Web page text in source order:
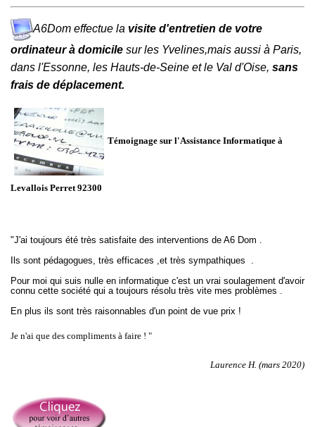
A6Dom effectue la visite d'entretien de votre
ordinateur à domicile surles Yvelines,mais aussi à Paris,
dans l'Essonne, les Hauts-de-Seine et le Val d'Oise, sans
frais de déplacement.
Témoignage sur l'Assistance Informatique à
Levallois Perret 92300
"J'ai toujours été très satisfaite des interventions de A6 Dom .
Ils sont pédagogues, très efficaces ,et très sympathiques .
Pour moi qui suis nulle en informatique c'est un vrai soulagement d'avoir
connu cette société qui a toujours résolu très vite mes problèmes .
En plus ils sont très raisonnables d'un point de vue prix !
Je n'ai que des compliments à faire ! "
Laurence H. (mars 2020)